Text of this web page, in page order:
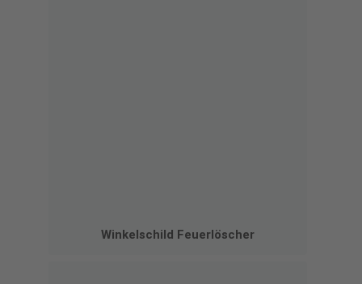
Winkelschild Feuerlöscher